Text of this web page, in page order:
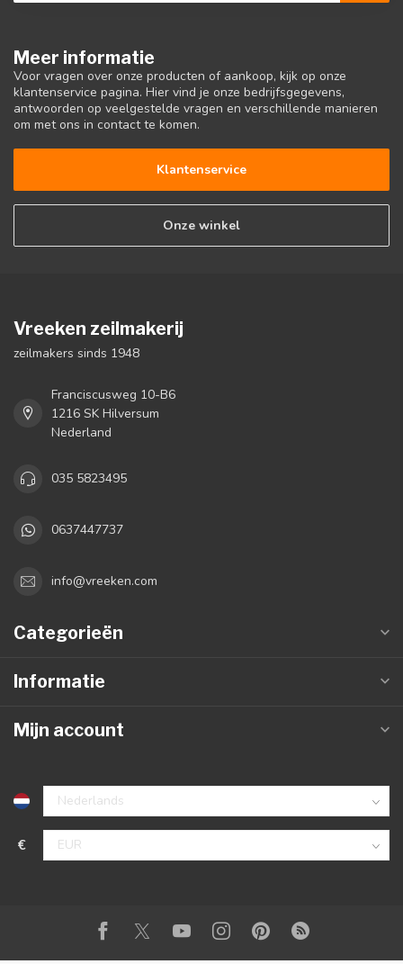
Meer informatie
Voor vragen over onze producten of aankoop, kijk op onze
klantenservice pagina. Hier vind je onze bedrijfsgegevens,
antwoorden op veelgestelde vragen en verschillende manieren
om met ons in contact te komen.
Klantenservice
Onze winkel
Vreeken zeilmakerij
zeilmakers sinds 1948
Franciscusweg 10-B6
1216 SK Hilversum
Nederland
035 5823495
0637447737
info@vreeken.com
Categorieën
Informatie
Mijn account
€